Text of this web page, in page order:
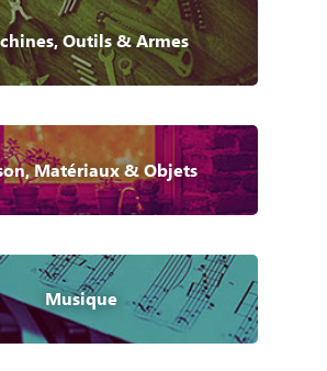
Outils & Armes
Matériaux & Objets
Musique